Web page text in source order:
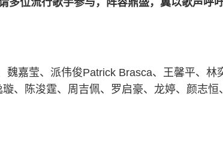
多位流行歌手参与，阵容鼎盛，冀以歌声呼
嘉莹、派伟俊Patrick Brasca、王馨平、林
、陈浚霆、周吉佩、罗启豪、龙婷、颜志